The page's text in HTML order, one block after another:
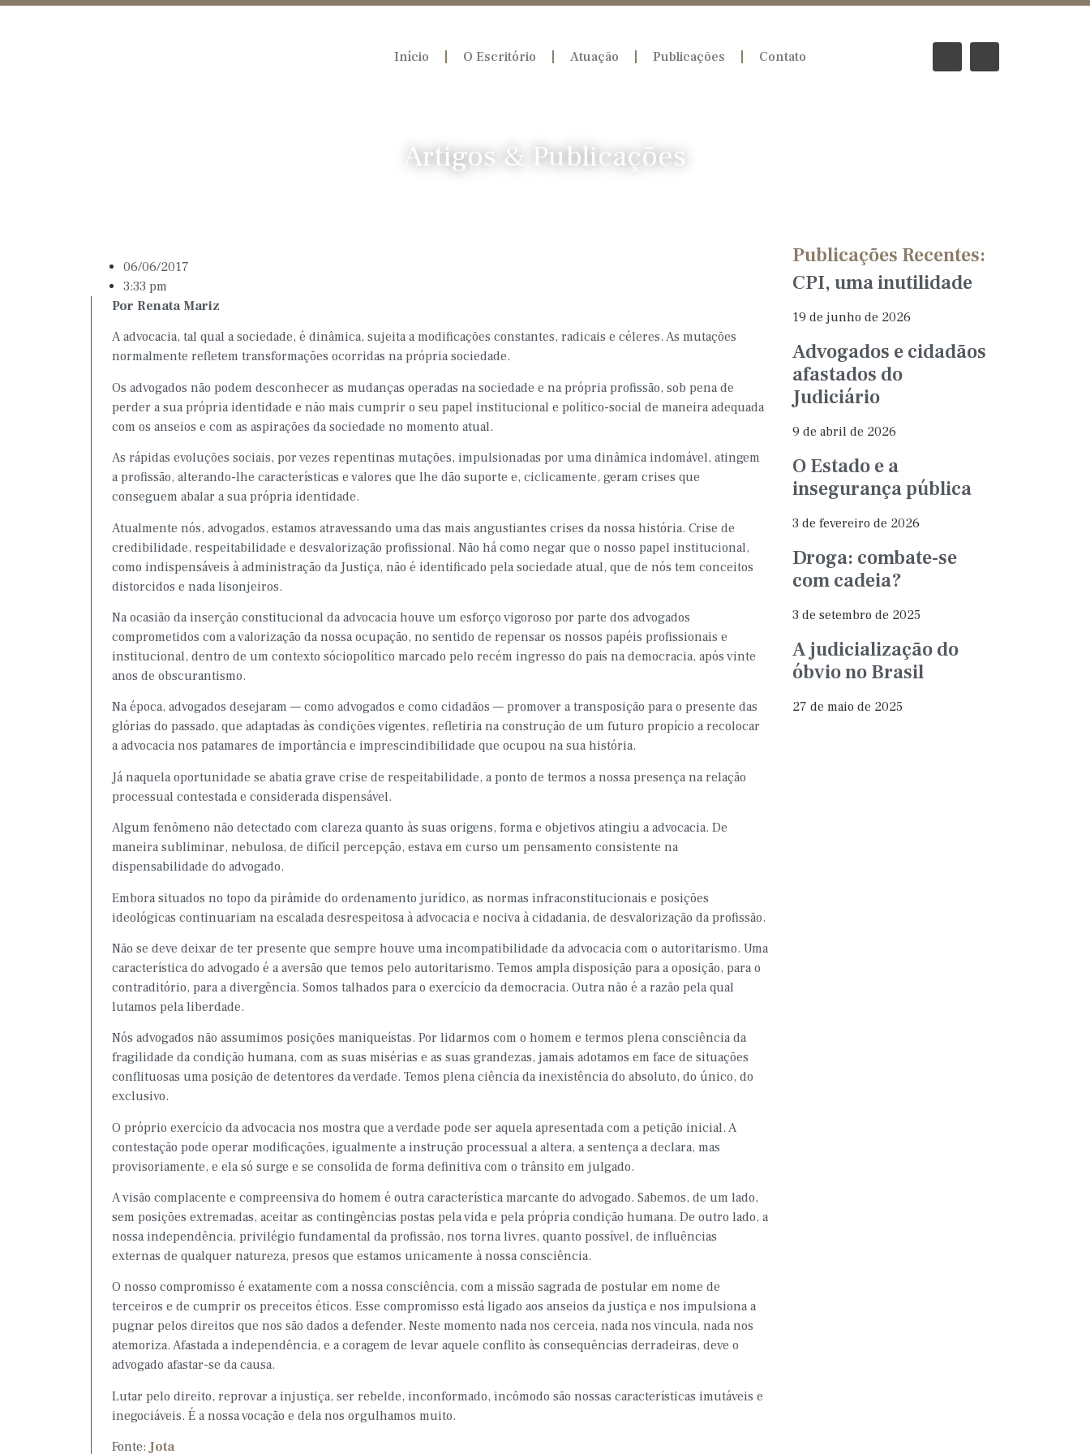
Início O Escritório Atuação Publicações Contato
Artigos & Publicações
06/06/2017
3:33 pm
Por Renata Mariz
A advocacia, tal qual a sociedade, é dinâmica, sujeita a modificações constantes, radicais e céleres. As mutações
normalmente refletem transformações ocorridas na própria sociedade.
Os advogados não podem desconhecer as mudanças operadas na sociedade e na própria profissão, sob pena de
perder a sua própria identidade e não mais cumprir o seu papel institucional e político-social de maneira adequada
com os anseios e com as aspirações da sociedade no momento atual.
As rápidas evoluções sociais, por vezes repentinas mutações, impulsionadas por uma dinâmica indomável, atingem
a profissão, alterando-lhe características e valores que lhe dão suporte e, ciclicamente, geram crises que
conseguem abalar a sua própria identidade.
Atualmente nós, advogados, estamos atravessando uma das mais angustiantes crises da nossa história. Crise de
credibilidade, respeitabilidade e desvalorização profissional. Não há como negar que o nosso papel institucional,
como indispensáveis à administração da Justiça, não é identificado pela sociedade atual, que de nós tem conceitos
distorcidos e nada lisonjeiros.
Na ocasião da inserção constitucional da advocacia houve um esforço vigoroso por parte dos advogados
comprometidos com a valorização da nossa ocupação, no sentido de repensar os nossos papéis profissionais e
institucional, dentro de um contexto sóciopolítico marcado pelo recém ingresso do país na democracia, após vinte
anos de obscurantismo.
Na época, advogados desejaram — como advogados e como cidadãos — promover a transposição para o presente das
glórias do passado, que adaptadas às condições vigentes, refletiria na construção de um futuro propício a recolocar
a advocacia nos patamares de importância e imprescindibilidade que ocupou na sua história.
Já naquela oportunidade se abatia grave crise de respeitabilidade, a ponto de termos a nossa presença na relação
processual contestada e considerada dispensável.
Algum fenômeno não detectado com clareza quanto às suas origens, forma e objetivos atingiu a advocacia. De
maneira subliminar, nebulosa, de difícil percepção, estava em curso um pensamento consistente na
dispensabilidade do advogado.
Embora situados no topo da pirâmide do ordenamento jurídico, as normas infraconstitucionais e posições
ideológicas continuariam na escalada desrespeitosa à advocacia e nociva à cidadania, de desvalorização da profissão.
Não se deve deixar de ter presente que sempre houve uma incompatibilidade da advocacia com o autoritarismo. Uma
característica do advogado é a aversão que temos pelo autoritarismo. Temos ampla disposição para a oposição, para o
contraditório, para a divergência. Somos talhados para o exercício da democracia. Outra não é a razão pela qual
lutamos pela liberdade.
Nós advogados não assumimos posições maniqueístas. Por lidarmos com o homem e termos plena consciência da
fragilidade da condição humana, com as suas misérias e as suas grandezas, jamais adotamos em face de situações
conflituosas uma posição de detentores da verdade. Temos plena ciência da inexistência do absoluto, do único, do
exclusivo.
O próprio exercício da advocacia nos mostra que a verdade pode ser aquela apresentada com a petição inicial. A
contestação pode operar modificações, igualmente a instrução processual a altera, a sentença a declara, mas
provisoriamente, e ela só surge e se consolida de forma definitiva com o trânsito em julgado.
A visão complacente e compreensiva do homem é outra característica marcante do advogado. Sabemos, de um lado,
sem posições extremadas, aceitar as contingências postas pela vida e pela própria condição humana. De outro lado, a
nossa independência, privilégio fundamental da profissão, nos torna livres, quanto possível, de influências
externas de qualquer natureza, presos que estamos unicamente à nossa consciência.
O nosso compromisso é exatamente com a nossa consciência, com a missão sagrada de postular em nome de
terceiros e de cumprir os preceitos éticos. Esse compromisso está ligado aos anseios da justiça e nos impulsiona a
pugnar pelos direitos que nos são dados a defender. Neste momento nada nos cerceia, nada nos vincula, nada nos
atemoriza. Afastada a independência, e a coragem de levar aquele conflito às consequências derradeiras, deve o
advogado afastar-se da causa.
Lutar pelo direito, reprovar a injustiça, ser rebelde, inconformado, incômodo são nossas características imutáveis e
inegociáveis. É a nossa vocação e dela nos orgulhamos muito.
Fonte:Jota
Publicações Recentes:
CPI, uma inutilidade
19 de junho de 2026
Advogados e cidadãos
afastados do
Judiciário
9 de abril de 2026
O Estado e a
insegurança pública
3 de fevereiro de 2026
Droga: combate-se
com cadeia?
3 de setembro de 2025
A judicialização do
óbvio no Brasil
27 de maio de 2025